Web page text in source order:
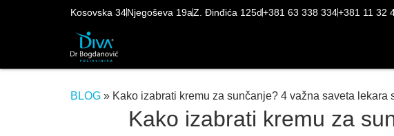
Kosovska 34Njegoševa 19aZ. Đinđića 125d+381 63 338 334+381 11 32
BLOG » Kako izabrati kremu za sunčanje? 4 važna saveta lekara
Kako izabrati kremu za